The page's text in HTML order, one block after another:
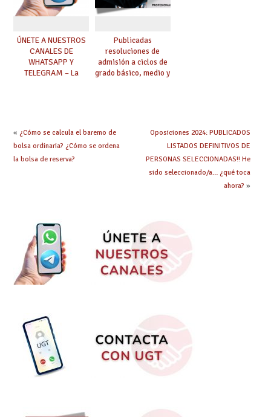
ÚNETE A NUESTROS
CANALES DE
WHATSAPP Y
TELEGRAM – La
Publicadas
resoluciones de
admisión a ciclos de
grado básico, medio y
« ¿Cómo se calcula el baremo de
bolsa ordinaria? ¿Cómo se ordena
la bolsa de reserva?
Oposiciones 2024: PUBLICADOS
LISTADOS DEFINITIVOS DE
PERSONAS SELECCIONADAS!! He
sido seleccionado/a… ¿qué toca
ahora? »